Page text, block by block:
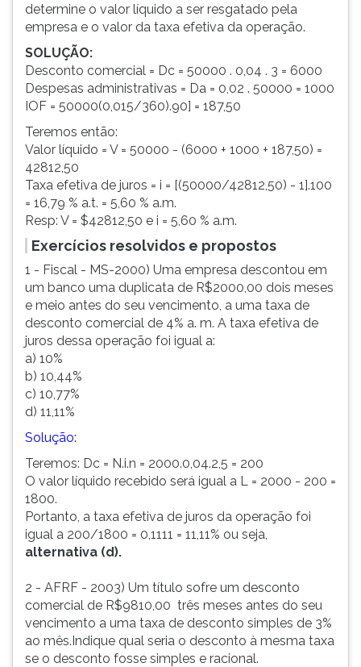
determine o valor líquido a ser resgatado pela
empresa e o valor da taxa efetiva da operação.
SOLUÇÃO:
Desconto comercial = Dc = 50000 . 0,04 . 3 = 6000
Despesas administrativas = Da = 0,02 . 50000 = 1000
IOF = 50000(0,015/360).90] = 187,50
Teremos então:
Valor líquido = V = 50000 - (6000 + 1000 + 187,50) =
42812,50
Taxa efetiva de juros = i = [(50000/42812,50) - 1].100
= 16,79 % a.t. = 5,60 % a.m.
Resp: V = $42812,50 e i = 5,60 % a.m.
Exercícios resolvidos e propostos
1 - Fiscal - MS-2000) Uma empresa descontou em
um banco uma duplicata de R$2000,00 dois meses
e meio antes do seu vencimento, a uma taxa de
desconto comercial de 4% a. m. A taxa efetiva de
juros dessa operação foi igual a:
a) 10%
b) 10,44%
c) 10,77%
d) 11,11%
Solução:
Teremos: Dc = N.i.n = 2000.0,04.2,5 = 200
O valor líquido recebido será igual a L = 2000 - 200 =
1800.
Portanto, a taxa efetiva de juros da operação foi
igual a 200/1800 = 0,1111 = 11,11% ou seja,
alternativa (d).
2 - AFRF - 2003) Um título sofre um desconto
comercial de R$9810,00 três meses antes do seu
vencimento a uma taxa de desconto simples de 3%
ao mês.Indique qual seria o desconto à mesma taxa
se o desconto fosse simples e racional.